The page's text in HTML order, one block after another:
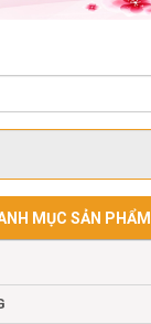
MỤC SẢN PHẨM